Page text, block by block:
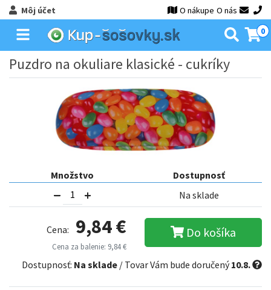
Môj účet O nákupe O nás
0
Puzdro na okuliare klasické - cukríky
Množstvo
Dostupnosť
Na sklade
Cena: 9,84 €
Cena za balenie: 9,84 €
Do košíka
Dostupnosť: Na sklade / Tovar Vám bude doručený10.8.